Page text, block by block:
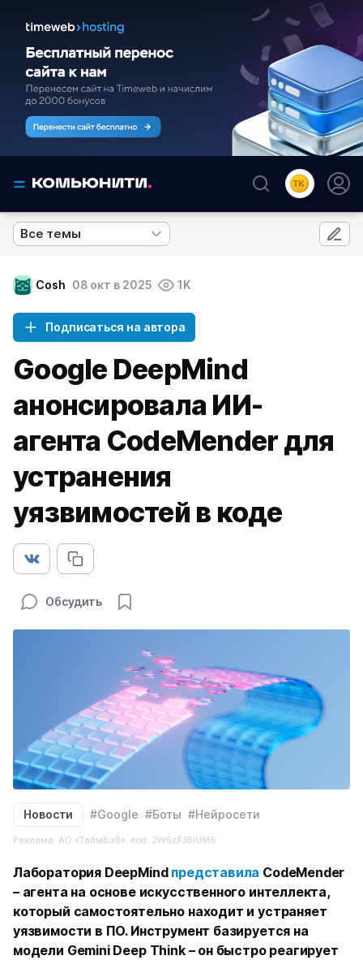
Все темы
Cosh 08 окт в 2025 1K
Подписаться на автора
Google DeepMind
анонсировала ИИ-
агента CodeMender для
устранения
уязвимостей в коде
Обсудить
Новости #Google #Боты #Нейросети
Реклама. АО «ТаймВэб». erid: 2W5zFJBiUM6
Лаборатория DeepMind представила CodeMender
– агента на основе искусственного интеллекта,
который самостоятельно находит и устраняет
уязвимости в ПО. Инструмент базируется на
модели Gemini Deep Think – он быстро реагирует